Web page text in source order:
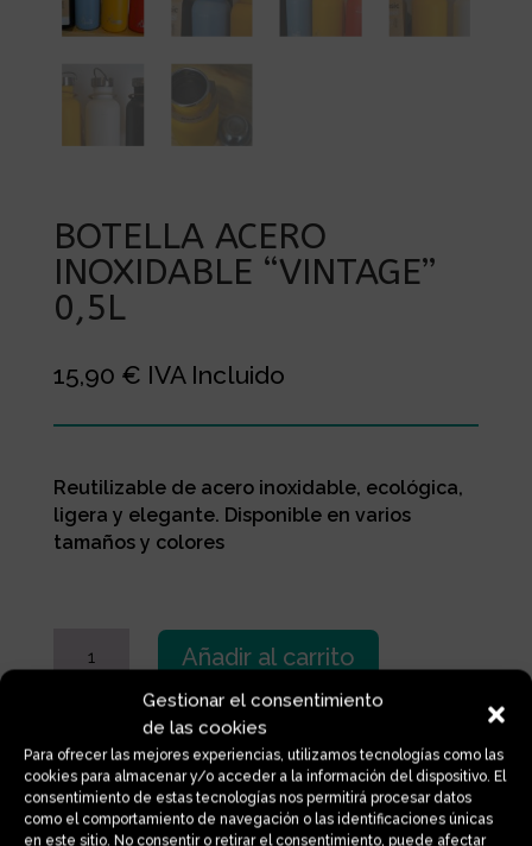
Gestionar el consentimiento
de las cookies
Para ofrecer las mejores experiencias, utilizamos tecnologías como las
cookies para almacenar y/o acceder a la información del dispositivo. El
consentimiento de estas tecnologías nos permitirá procesar datos
como el comportamiento de navegación o las identificaciones únicas
en este sitio. No consentir o retirar el consentimiento, puede afectar
BOTELLA ACERO
INOXIDABLE “VINTAGE”
0,5L
15,90 € IVA Incluido
Reutilizable de acero inoxidable, ecológica,
ligera y elegante. Disponible en varios
tamaños y colores
ACERO
INOXIDABLE
0,5L
cantidad
Añadir al carrito
Información adicional